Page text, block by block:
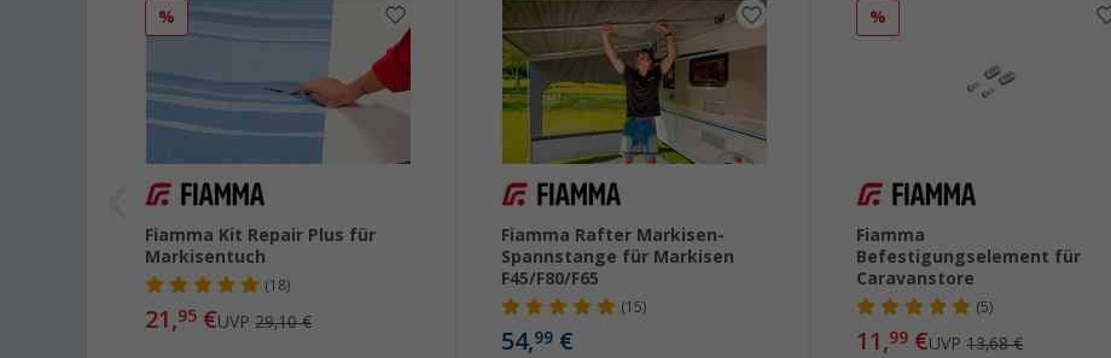
%
Fiamma Kit Repair Plus für
Markisentuch
(18)
21,95 €UVP29,10 €
Fiamma Rafter Markisen-
Spannstange für Markisen
F45/F80/F65
(15)
54,99€
%
Fiamma
Befestigungselement für
Caravanstore
(5)
11,99 €UVP13,68 €